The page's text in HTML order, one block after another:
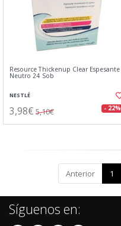
Resource Thickenup Clear Espesante
Neutro 24 Sob
NESTLÉ
3,98€ 5,10€ - 22%
Anterior 1
Síguenos en: